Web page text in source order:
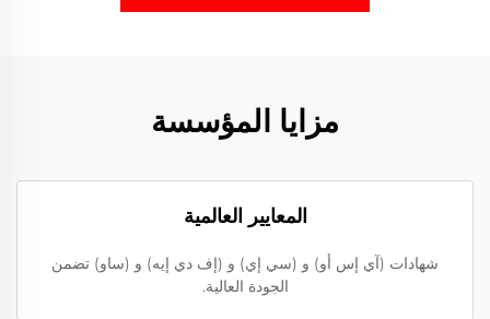
مزايا المؤسسة
المعايير العالمية
شهادات (آي إس أو) و (سي إي) و (إف دي إيه) و (ساو) تضمن
الجودة العالية.